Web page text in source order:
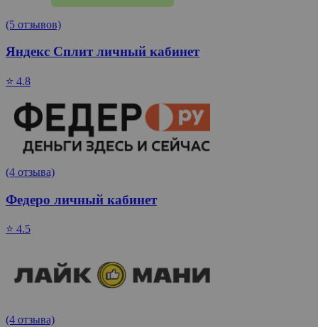
(5 отзывов)
Яндекс Сплит личный кабинет
⭐ 4.8
(4 отзыва)
Федеро личный кабинет
⭐ 4.5
(4 отзыва)